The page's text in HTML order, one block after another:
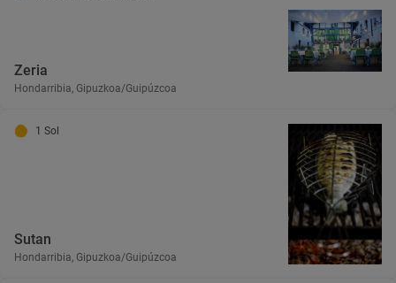
Zeria
Hondarribia, Gipuzkoa/Guipúzcoa
1 Sol
Sutan
Hondarribia, Gipuzkoa/Guipúzcoa